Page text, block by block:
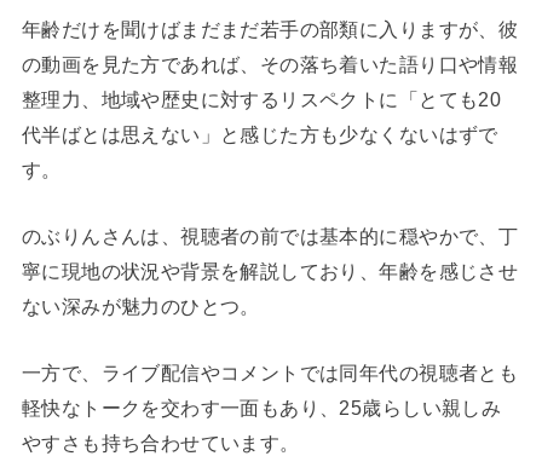
年齢だけを聞けばまだまだ若手の部類に入りますが、彼
の動画を見た方であれば、その落ち着いた語り口や情報
整理力、地域や歴史に対するリスペクトに「とても20
代半ばとは思えない」と感じた方も少なくないはずで
す。
のぶりんさんは、視聴者の前では基本的に穏やかで、丁
寧に現地の状況や背景を解説しており、年齢を感じさせ
ない深みが魅力のひとつ。
一方で、ライブ配信やコメントでは同年代の視聴者とも
軽快なトークを交わす一面もあり、25歳らしい親しみ
やすさも持ち合わせています。